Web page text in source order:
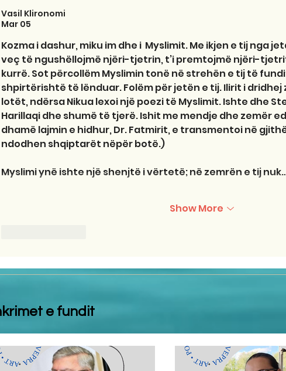
Vasil Klironomi
Mar 05
Kozma i dashur, miku im dhe i  Myslimit. Me ikjen e tij nga
veç të ngushëllojmë njëri-tjetrin, t’i premtojmë njëri-
kurrë. Sot përcollëm Myslimin tonë në strehën e tij të
shpirtërishtë të lënduar. Folëm për jetën e tij. Ilirit i dridhej
lotët, ndërsa Nikua lexoi një poezi të Myslimit. Ishte dhe
Harillaqi dhe shumë të tjerë. Ishit me mendje dhe zemër
dhamë lajmin e hidhur, Dr. Fatmirit, e transmentoi në
ndodhen shqiptarët nëpër botë.)
Myslimi ynë ishte një shenjtë i vërtetë; në zemrën e tij
Show More
e fundit